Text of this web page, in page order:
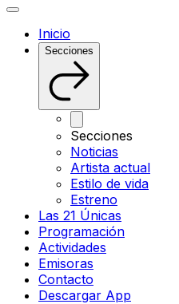
Inicio
Secciones
Secciones
Noticias
Artista actual
Estilo de vida
Estreno
Las 21 Únicas
Programación
Actividades
Emisoras
Contacto
Descargar App